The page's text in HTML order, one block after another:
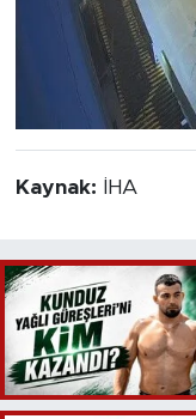
Kaynak: İHA